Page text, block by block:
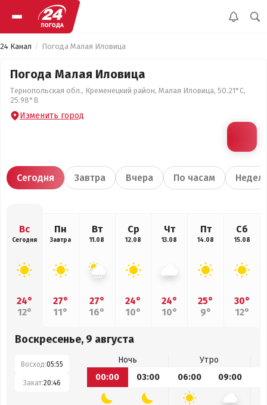
24 Канал Погода Малая Иловица
Погода Малая Иловица
Тернопольская обл., Кременецкий район, Малая Иловица, 50.21°С,
25.98°В
Изменить город
Сегодня Завтра Вчера По часам
Вс
Сегодня
24°
12°
Пн
Завтра
27°
11°
Вт
11.08
27°
16°
Ср
12.08
24°
10°
Чт
13.08
24°
10°
Пт
14.08
25°
9°
Сб
15.08
30°
12°
Воскресенье, 9 августа
Восход:05:55
Закат:20:46
Ночь
Утро
00:00
03:00 06:00 09:00